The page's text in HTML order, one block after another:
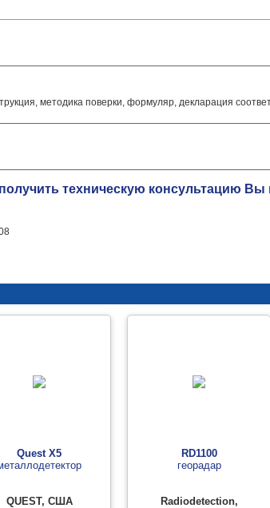
методика поверки, формуляр, декларация
техническую консультацию
Quest X5
QUEST, США
RD1100
георадар
Radiodetection,